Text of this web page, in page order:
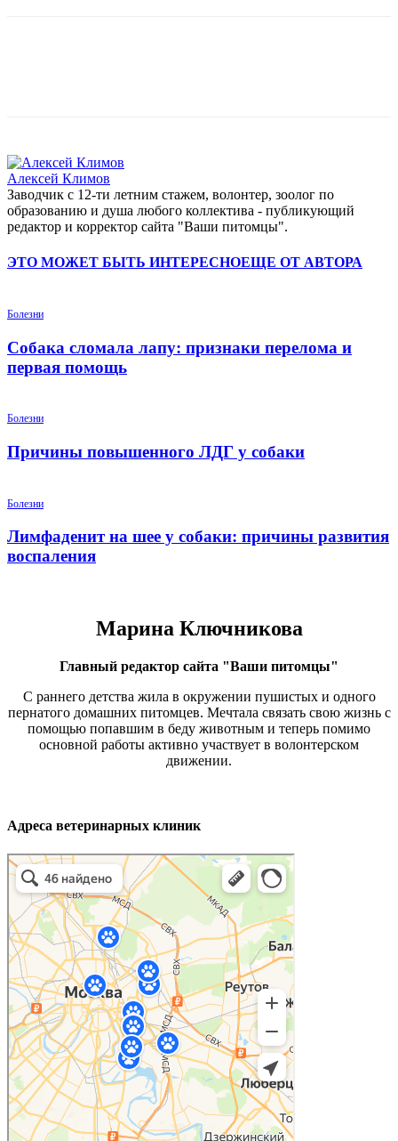
Алексей Климов
Заводчик c 12-ти летним стажем, волонтер, зоолог по
образованию и душа любого коллектива - публикующий
редактор и корректор сайта "Ваши питомцы".
ЭТО МОЖЕТ БЫТЬ ИНТЕРЕСНОЕЩЕ ОТ АВТОРА
Болезни
Собака сломала лапу: признаки перелома и
первая помощь
Болезни
Причины повышенного ЛДГ у собаки
Болезни
Лимфаденит на шее у собаки: причины развития
воспаления
Марина Ключникова
Главный редактор сайта "Ваши питомцы"
С раннего детства жила в окружении пушистых и одного
пернатого домашних питомцев. Мечтала связать свою жизнь с
помощью попавшим в беду животным и теперь помимо
основной работы активно участвует в волонтерском
движении.
Адреса ветеринарных клиник